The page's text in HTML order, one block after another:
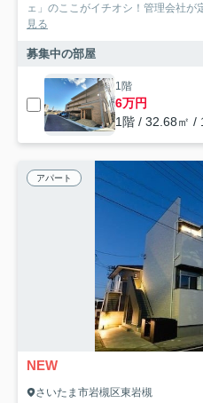
ェ」のここがイチオシ！管理会社が
見る
募集中の部屋
1階
6万円
1階 / 32.68㎡ /
アパート
NEW
さいたま市岩槻区東岩槻